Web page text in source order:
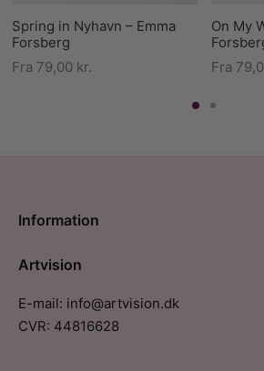
Spring in Nyhavn – Emma
Forsberg
Fra 79,00 kr.
On My
Fra
Information
Artvision
E-mail: info@artvision.dk
CVR: 44816628